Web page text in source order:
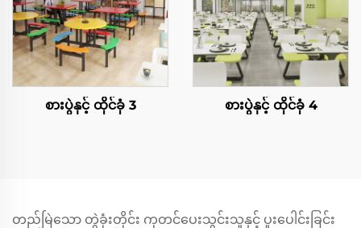
စားပွဲနှင့် ထိုင်ခုံ 3 စားပွဲနှင့် ထိုင်ခုံ 4
တည်မြဲသော တွဲခုံးတိုင်း ကုတင်ပေးသွင်းသူနှင့် ပူးပေါင်းခြင်း